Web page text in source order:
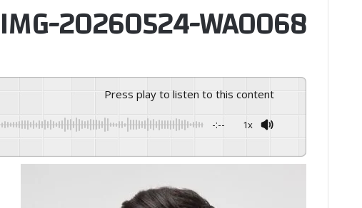
IMG-20260524-WA0068
Press play to listen to this content
-:-- 1x